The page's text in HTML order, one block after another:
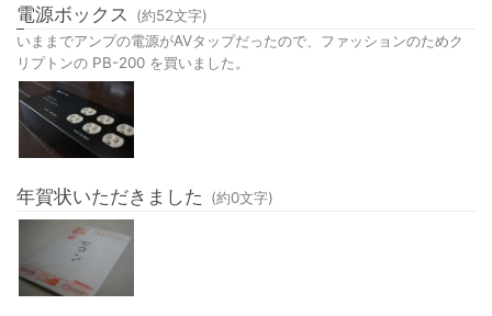
電源ボックス (約52文字)
いままでアンプの電源がAVタップだったので、ファッションのためク
リプトンの PB-200 を買いました。
年賀状いただきました (約0文字)